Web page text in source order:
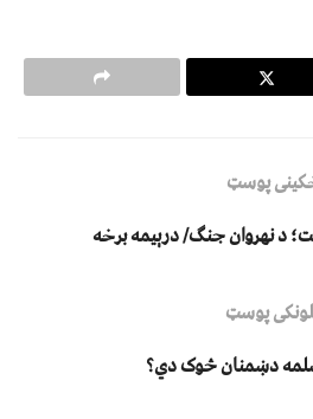
پوسټ
د نهروان جنګ/ درېیمه برخه
پوسټ
دښمنان څوک دي؟